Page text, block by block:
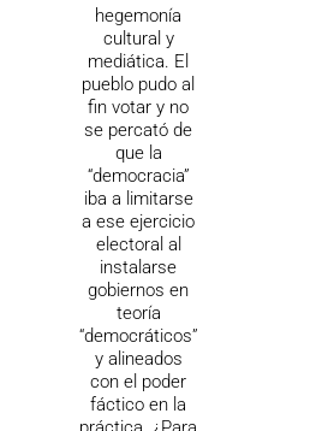
hegemonía
cultural y
mediática. El
pueblo pudo al
fin votar y no
se percató de
que la
“democracia”
iba a limitarse
a ese ejercicio
electoral al
instalarse
gobiernos en
teoría
“democráticos”
y alineados
con el poder
fáctico en la